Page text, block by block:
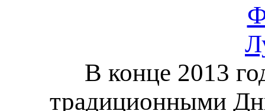
В конце 2013
традиционными